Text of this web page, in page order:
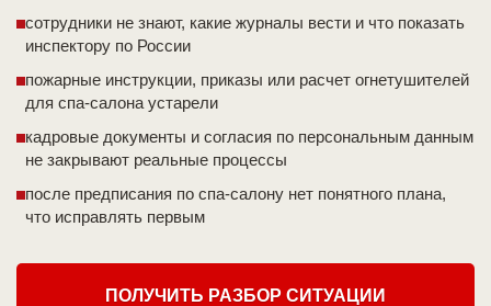
сотрудники не знают, какие журналы вести и что показать
инспектору по России
пожарные инструкции, приказы или расчет огнетушителей
для спа-салона устарели
кадровые документы и согласия по персональным данным
не закрывают реальные процессы
после предписания по спа-салону нет понятного плана,
что исправлять первым
ПОЛУЧИТЬ РАЗБОР СИТУАЦИИ